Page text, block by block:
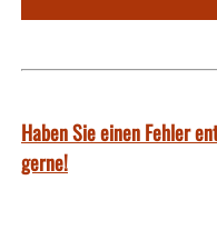
Haben Sie einen Fehler
gerne!